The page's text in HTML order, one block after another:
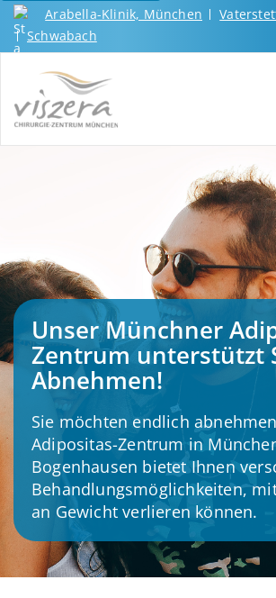
Arabella-Klinik, München
Schwabach
Unser Münchner
Zentrum unterstützt
Abnehmen!
Sie möchten endlich
Adipositas-Zentrum in
Bogenhausen bietet Ihnen
Behandlungsmöglichkeiten,
an Gewicht verlieren können.